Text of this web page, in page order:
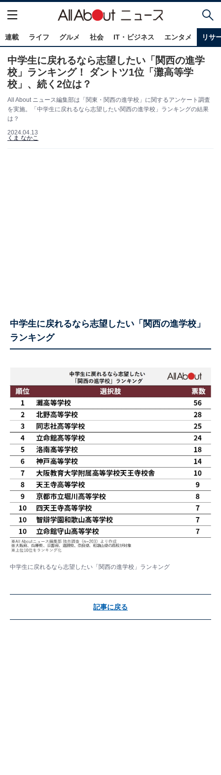
連載 ライフ グルメ 社会 IT・ビジネス エンタメ リサ
中学生に戻れるなら志望したい「関西の進学
校」ランキング！ ダントツ1位「灘高等学
校」、続く2位は？
All About ニュース編集部は「関東・関西の進学校」に関するアンケート調査
を実施。「中学生に戻れるなら志望したい関西の進学校」ランキングの結果
は？
2024.04.13
くま なかこ
中学生に戻れるなら志望したい「関西の進学校」
ランキング
中学生に戻れるなら志望したい「関西の進学校」ランキング
記事に戻る